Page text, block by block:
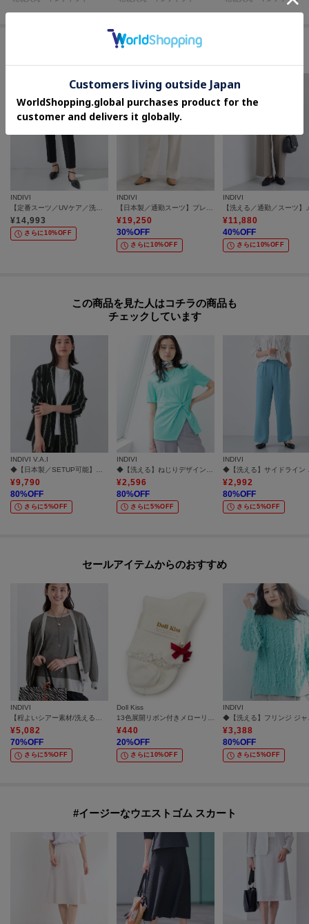
INDIVI
【定番スーツ／UVケア／洗える】ウール調タックテーパードパンツ
¥14,993
さらに10%OFF
INDIVI
【日本製／通勤スーツ】プレシャスドビー テーパードパンツ
¥19,250
30%OFF
さらに10%OFF
INDIVI
¥11,880
40%OFF
さらに10%OFF
この商品を見た人はコチラの商品も
チェックしています
INDIVI V.A.I
¥9,790
80%OFF
さらに5%OFF
INDIVI
¥2,596
80%OFF
さらに5%OFF
INDIVI
¥2,992
80%OFF
さらに5%OFF
セールアイテムからのおすすめ
INDIVI
【程よいシアー素材/洗える】バイカラーラメカーディガン
¥5,082
70%OFF
さらに5%OFF
Doll Kiss
13色展開リボン付きメローリブクルーソックス 靴下
¥440
20%OFF
さらに10%OFF
INDIVI
◆【
¥3,388
80%OFF
さらに5%OFF
#イージーなウエストゴム スカート